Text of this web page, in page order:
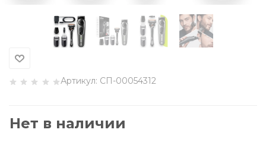
Артикул: СП-00054312
Нет в наличии